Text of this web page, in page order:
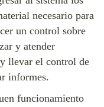
necesario para
un control sobre
y atender
llevar el control de
informes.
funcionamiento